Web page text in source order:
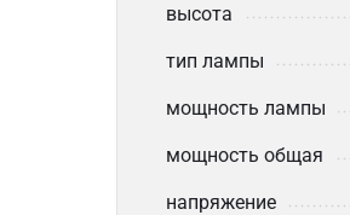
высота
тип лампы
мощность лампы
мощность общая
напряжение